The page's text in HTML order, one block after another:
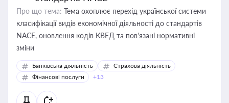
Про що тема: Тема охоплює перехід української системи
класифікації видів економічної діяльності до стандартів
NACE, оновлення кодів КВЕД та пов'язані нормативні
зміни
Банківська діяльність
Страхова діяльність
Фінансові послуги
+13